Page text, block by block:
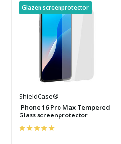
Glazen screenprotector
ShieldCase®
iPhone 16 Pro Max Tempered
Glass screenprotector